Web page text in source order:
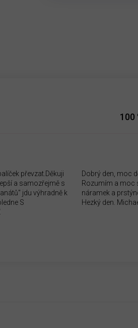
100
převzat.Děkuji
a samozřejmě s
jdu výhradně k
S
Dobrý den, moc
Rozumím a moc
náramek a
Hezký den.